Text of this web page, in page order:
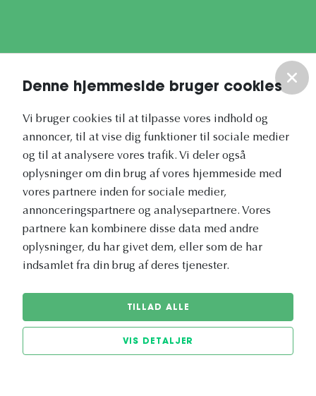
Denne hjemmeside bruger cookies
Vi bruger cookies til at tilpasse vores indhold og
annoncer, til at vise dig funktioner til sociale medier
og til at analysere vores trafik. Vi deler også
oplysninger om din brug af vores hjemmeside med
vores partnere inden for sociale medier,
annonceringspartnere og analysepartnere. Vores
partnere kan kombinere disse data med andre
oplysninger, du har givet dem, eller som de har
indsamlet fra din brug af deres tjenester.
TILLAD ALLE
VIS DETALJER
Vores nyhedsbrev
Vetapotek.dk er en del af
Evidensia